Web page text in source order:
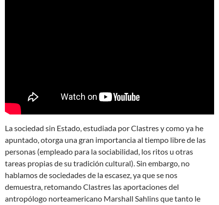
La sociedad sin Estado, estudiada por Clastres y como ya he
apuntado, otorga una gran importancia al tiempo libre de las
personas (empleado para la sociabilidad, los ritos u otras
tareas propias de su tradición cultural). Sin embargo, no
hablamos de sociedades de la escasez, ya que se nos
demuestra, retomando Clastres las aportaciones del
antropólogo norteamericano Marshall Sahlins que tanto le